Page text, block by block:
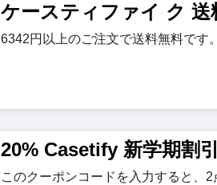
ケースティファイ ク 送
6342円以上のご注文で送料無料です。
20% Casetify 新学期割
このクーポンコードを入力すると、